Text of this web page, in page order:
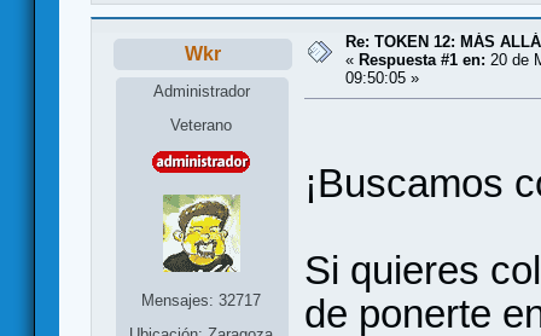
Wkr
Administrador
Veterano
Mensajes: 32717
Re: TOKEN 12: MÁS
« Respuesta #1 en: 20 de
09:50:05 »
¡Buscamos
Si quieres
de ponerte